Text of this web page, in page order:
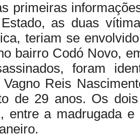
primeiras
as duas
teriam se
bairro Codó Novo,
foram
Vagno Reis
de 29 anos. Os
entre a madrugada